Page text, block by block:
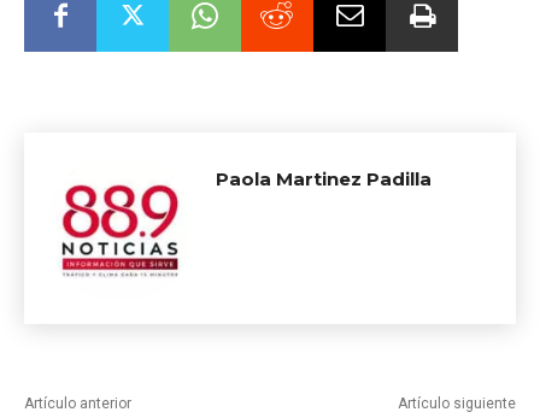
Paola Martinez Padilla
Artículo anterior Artículo siguiente